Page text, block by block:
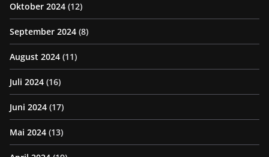
Oktober 2024 (12)
September 2024 (8)
August 2024 (11)
Juli 2024 (16)
Juni 2024 (17)
Mai 2024 (13)